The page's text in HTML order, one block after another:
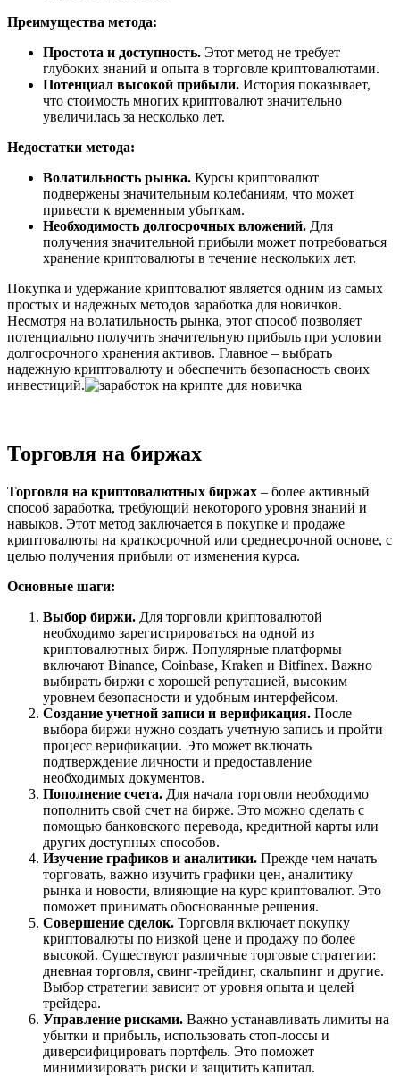
Преимущества метода:
Простота и доступность. Этот метод не требует
глубоких знаний и опыта в торговле криптовалютами.
Потенциал высокой прибыли. История показывает,
что стоимость многих криптовалют значительно
увеличилась за несколько лет.
Недостатки метода:
Волатильность рынка. Курсы криптовалют
подвержены значительным колебаниям, что может
привести к временным убыткам.
Необходимость долгосрочных вложений. Для
получения значительной прибыли может потребоваться
хранение криптовалюты в течение нескольких лет.
Покупка и удержание криптовалют является одним из самых
простых и надежных методов заработка для новичков.
Несмотря на волатильность рынка, этот способ позволяет
потенциально получить значительную прибыль при условии
долгосрочного хранения активов. Главное – выбрать
надежную криптовалюту и обеспечить безопасность своих
инвестиций.
Торговля на биржах
Торговля на криптовалютных биржах – более активный
способ заработка, требующий некоторого уровня знаний и
навыков. Этот метод заключается в покупке и продаже
криптовалюты на краткосрочной или среднесрочной основе, с
целью получения прибыли от изменения курса.
Основные шаги:
Выбор биржи. Для торговли криптовалютой
необходимо зарегистрироваться на одной из
криптовалютных бирж. Популярные платформы
включают Binance, Coinbase, Kraken и Bitfinex. Важно
выбирать биржи с хорошей репутацией, высоким
уровнем безопасности и удобным интерфейсом.
Создание учетной записи и верификация. После
выбора биржи нужно создать учетную запись и пройти
процесс верификации. Это может включать
подтверждение личности и предоставление
необходимых документов.
Пополнение счета. Для начала торговли необходимо
пополнить свой счет на бирже. Это можно сделать с
помощью банковского перевода, кредитной карты или
других доступных способов.
Изучение графиков и аналитики. Прежде чем начать
торговать, важно изучить графики цен, аналитику
рынка и новости, влияющие на курс криптовалют. Это
поможет принимать обоснованные решения.
Совершение сделок. Торговля включает покупку
криптовалюты по низкой цене и продажу по более
высокой. Существуют различные торговые стратегии:
дневная торговля, свинг-трейдинг, скальпинг и другие.
Выбор стратегии зависит от уровня опыта и целей
трейдера.
Управление рисками. Важно устанавливать лимиты на
убытки и прибыль, использовать стоп-лоссы и
диверсифицировать портфель. Это поможет
минимизировать риски и защитить капитал.